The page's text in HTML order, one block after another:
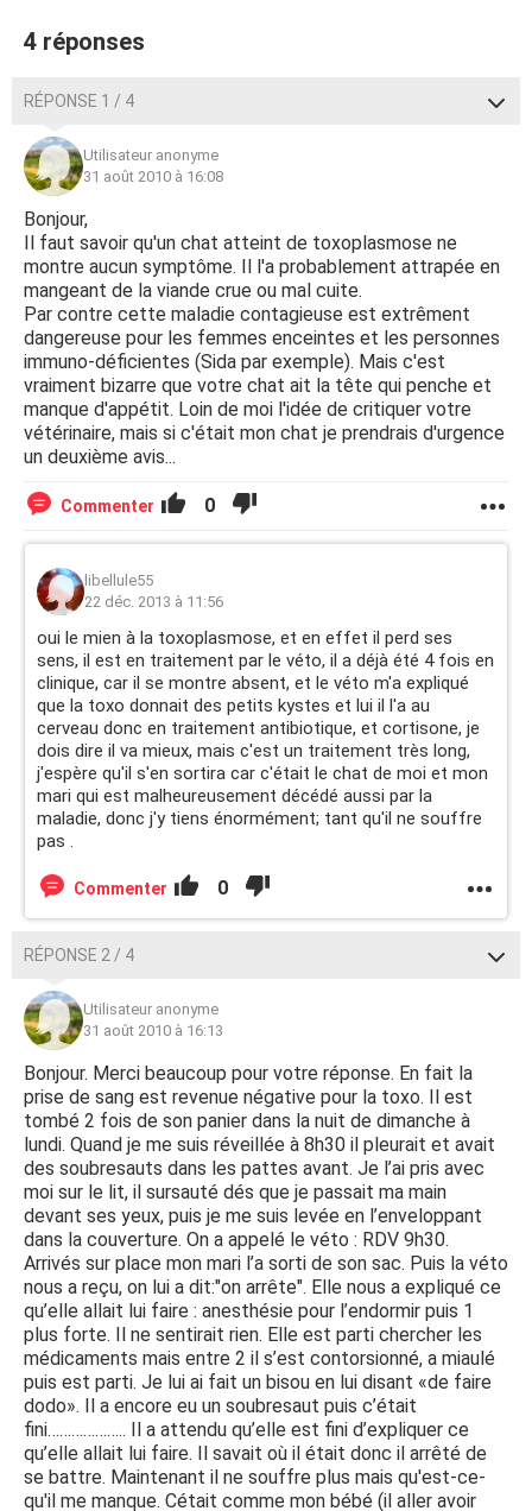
4 réponses
RÉPONSE 1 / 4
Utilisateur anonyme
31 août 2010 à 16:08
Bonjour,
Il faut savoir qu'un chat atteint de toxoplasmose ne
montre aucun symptôme. Il l'a probablement attrapée en
mangeant de la viande crue ou mal cuite.
Par contre cette maladie contagieuse est extrêment
dangereuse pour les femmes enceintes et les personnes
immuno-déficientes (Sida par exemple). Mais c'est
vraiment bizarre que votre chat ait la tête qui penche et
manque d'appétit. Loin de moi l'idée de critiquer votre
vétérinaire, mais si c'était mon chat je prendrais d'urgence
un deuxième avis...
Commenter 0
libellule55
22 déc. 2013 à 11:56
oui le mien à la toxoplasmose, et en effet il perd ses
sens, il est en traitement par le véto, il a déjà été 4 fois en
clinique, car il se montre absent, et le véto m'a expliqué
que la toxo donnait des petits kystes et lui il l'a au
cerveau donc en traitement antibiotique, et cortisone, je
dois dire il va mieux, mais c'est un traitement très long,
j'espère qu'il s'en sortira car c'était le chat de moi et mon
mari qui est malheureusement décédé aussi par la
maladie, donc j'y tiens énormément; tant qu'il ne souffre
pas .
Commenter 0
RÉPONSE 2 / 4
Utilisateur anonyme
31 août 2010 à 16:13
Bonjour. Merci beaucoup pour votre réponse. En fait la
prise de sang est revenue négative pour la toxo. Il est
tombé 2 fois de son panier dans la nuit de dimanche à
lundi. Quand je me suis réveillée à 8h30 il pleurait et avait
des soubresauts dans les pattes avant. Je l’ai pris avec
moi sur le lit, il sursauté dés que je passait ma main
devant ses yeux, puis je me suis levée en l’enveloppant
dans la couverture. On a appelé le véto : RDV 9h30.
Arrivés sur place mon mari l’a sorti de son sac. Puis la véto
nous a reçu, on lui a dit:"on arrête". Elle nous a expliqué ce
qu’elle allait lui faire : anesthésie pour l’endormir puis 1
plus forte. Il ne sentirait rien. Elle est parti chercher les
médicaments mais entre 2 il s’est contorsionné, a miaulé
puis est parti. Je lui ai fait un bisou en lui disant «de faire
dodo». Il a encore eu un soubresaut puis c’était
fini……………….. Il a attendu qu’elle est fini d’expliquer ce
qu’elle allait lui faire. Il savait où il était donc il arrêté de
se battre. Maintenant il ne souffre plus mais qu'est-ce-
qu'il me manque. Cétait comme mon bébé (il aller avoir